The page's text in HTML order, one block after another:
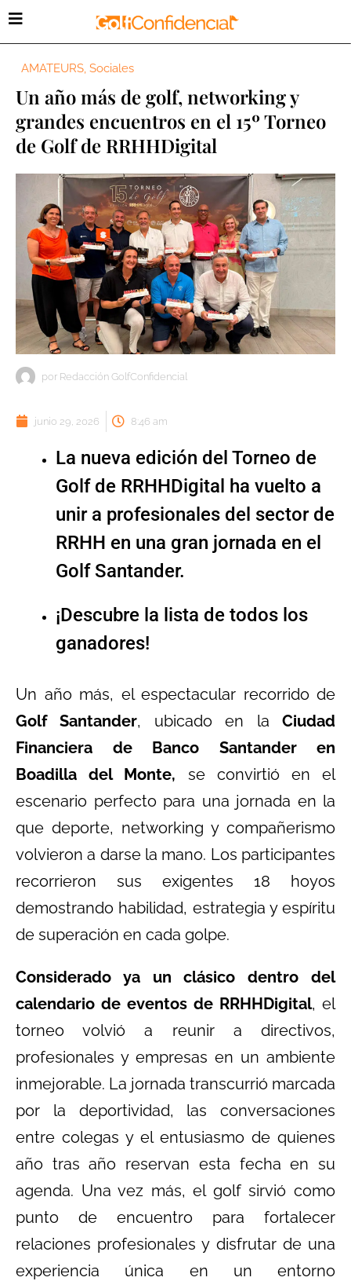
AMATEURS, Sociales
Un año más de golf, networking y
grandes encuentros en el 15º Torneo
de Golf de RRHHDigital
por Redacción GolfConfidencial
junio 29, 2026 8:46 am
La nueva edición del Torneo de
Golf de RRHHDigital ha vuelto a
unir a profesionales del sector de
RRHH en una gran jornada en el
Golf Santander.
¡Descubre la lista de todos los
ganadores!
Un año más, el espectacular recorrido de
Golf Santander, ubicado en la Ciudad
Financiera de Banco Santander en
Boadilla del Monte, se convirtió en el
escenario perfecto para una jornada en la
que deporte, networking y compañerismo
volvieron a darse la mano. Los participantes
recorrieron sus exigentes 18 hoyos
demostrando habilidad, estrategia y espíritu
de superación en cada golpe.
Considerado ya un clásico dentro del
calendario de eventos de RRHHDigital, el
torneo volvió a reunir a directivos,
profesionales y empresas en un ambiente
inmejorable. La jornada transcurrió marcada
por la deportividad, las conversaciones
entre colegas y el entusiasmo de quienes
año tras año reservan esta fecha en su
agenda. Una vez más, el golf sirvió como
punto de encuentro para fortalecer
relaciones profesionales y disfrutar de una
experiencia única en un entorno